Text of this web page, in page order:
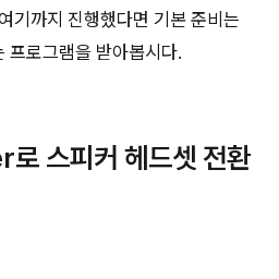
기까지 진행했다면 기본 준비는
프로그램을 받아봅시다.
스피커 헤드셋 전환